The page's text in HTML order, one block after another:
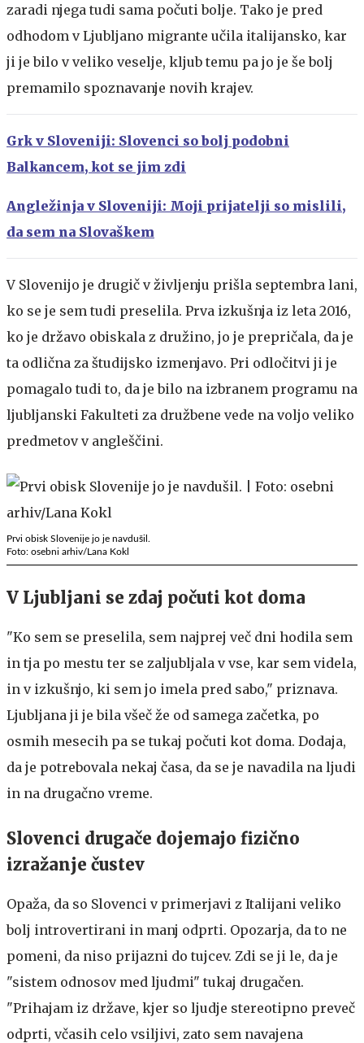
zaradi njega tudi sama počuti bolje. Tako je pred
odhodom v Ljubljano migrante učila italijansko, kar
ji je bilo v veliko veselje, kljub temu pa jo je še bolj
premamilo spoznavanje novih krajev.
Grk v Sloveniji: Slovenci so bolj podobni
Balkancem, kot se jim zdi
Angležinja v Sloveniji: Moji prijatelji so mislili,
da sem na Slovaškem
V Slovenijo je drugič v življenju prišla septembra lani,
ko se je sem tudi preselila. Prva izkušnja iz leta 2016,
ko je državo obiskala z družino, jo je prepričala, da je
ta odlična za študijsko izmenjavo. Pri odločitvi ji je
pomagalo tudi to, da je bilo na izbranem programu na
ljubljanski Fakulteti za družbene vede na voljo veliko
predmetov v angleščini.
Prvi obisk Slovenije jo je navdušil.
Foto: osebni arhiv/Lana Kokl
V Ljubljani se zdaj počuti kot doma
"Ko sem se preselila, sem najprej več dni hodila sem
in tja po mestu ter se zaljubljala v vse, kar sem videla,
in v izkušnjo, ki sem jo imela pred sabo," priznava.
Ljubljana ji je bila všeč že od samega začetka, po
osmih mesecih pa se tukaj počuti kot doma. Dodaja,
da je potrebovala nekaj časa, da se je navadila na ljudi
in na drugačno vreme.
Slovenci drugače dojemajo fizično
izražanje čustev
Opaža, da so Slovenci v primerjavi z Italijani veliko
bolj introvertirani in manj odprti. Opozarja, da to ne
pomeni, da niso prijazni do tujcev. Zdi se ji le, da je
"sistem odnosov med ljudmi" tukaj drugačen.
"Prihajam iz države, kjer so ljudje stereotipno preveč
odprti, včasih celo vsiljivi, zato sem navajena